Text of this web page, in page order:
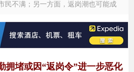
民不满；另一方面，返岗潮也可能成
拥堵或因“返岗令”进一步恶化